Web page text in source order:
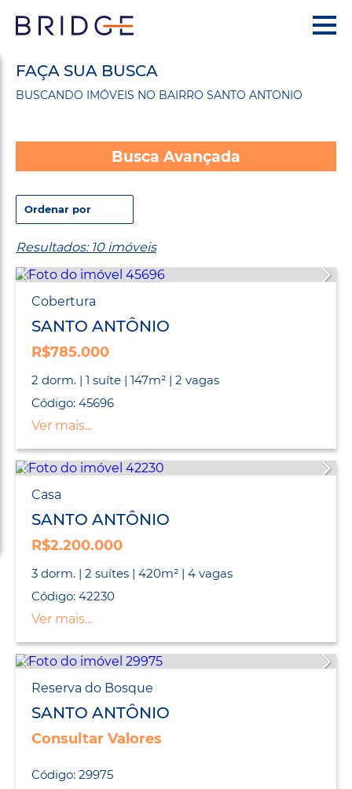
FAÇA SUA BUSCA
BUSCANDO IMÓVEIS NO BAIRRO SANTO ANTONIO
Busca Avançada
Resultados: 10 imóveis
Cobertura
SANTO ANTÔNIO
R$785.000
2 dorm. | 1 suíte | 147m² | 2 vagas
Código: 45696
Ver mais...
Casa
SANTO ANTÔNIO
R$2.200.000
3 dorm. | 2 suítes | 420m² | 4 vagas
Código: 42230
Ver mais...
Reserva do Bosque
SANTO ANTÔNIO
Consultar Valores
Código: 29975